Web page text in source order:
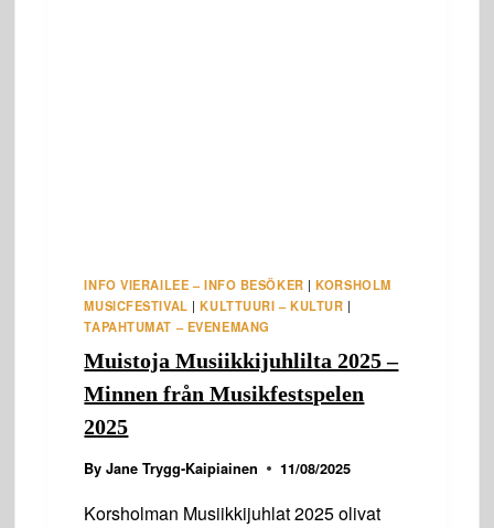
INFO VIERAILEE – INFO BESÖKER |KORSHOLM
MUSICFESTIVAL |KULTTUURI – KULTUR |
TAPAHTUMAT – EVENEMANG
Muistoja Musiikkijuhlilta 2025 –
Minnen från Musikfestspelen
2025
By Jane Trygg-Kaipiainen 11/08/2025
Korsholman Musiikkijuhlat 2025 olivat